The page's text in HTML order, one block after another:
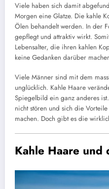
Viele haben sich damit
Morgen eine Glatze. Die kahle
Ölen behandelt werden. In der
gepflegt und attraktiv wirkt.
Lebensalter, die ihren kahlen
keine Gedanken darüber
Viele Männer sind mit dem
unglücklich. Kahle Haare
Spiegelbild ein ganz anderes
nicht stören und sich die
machen. Doch gibt es die
Kahle Haare und